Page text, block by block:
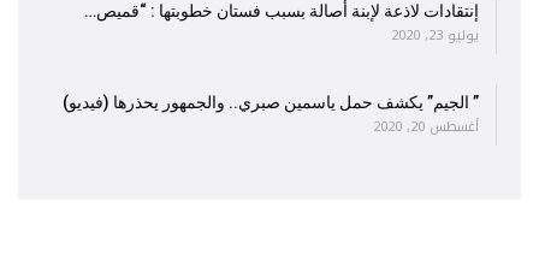
إنتقادات لاذعة لإبنة أصالة بسبب فستان خطوبتها : “قميص…
يوليو 23, 2020
” الجيم” يكشف حمل ياسمين صبري.. والجمهور يحذرها (فيديو)
أغسطس 20, 2020